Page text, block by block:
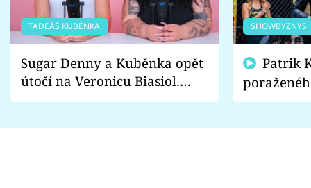
TADEÁŠ KUBĚNKA
Sugar Denny a Kuběnka opět
útočí na Veronicu Biasiol.
Proč je podle nich falešná a
SHOWBYZNYS
fanoušci